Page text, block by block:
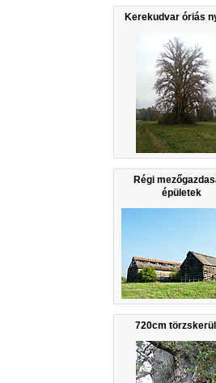
Kerekudvar óriás
Régi
épületek
720cm